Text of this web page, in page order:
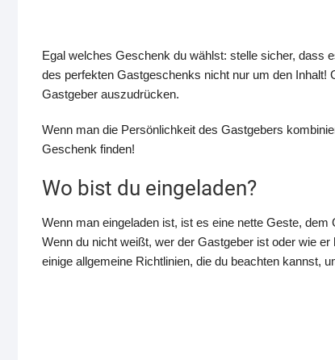
Egal welches Geschenk du wählst: stelle sicher, dass
des perfekten Gastgeschenks nicht nur um den
Gastgeber auszudrücken.
Wenn man die Persönlichkeit des Gastgebers
Geschenk finden!
Wo bist du eingeladen?
Wenn man eingeladen ist, ist es eine nette Geste,
Wenn du nicht weißt, wer der Gastgeber ist oder wie
einige allgemeine Richtlinien, die du beachten kannst,